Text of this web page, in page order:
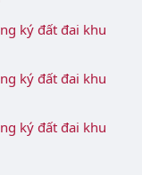
ký đất đai khu
ký đất đai khu
ký đất đai khu